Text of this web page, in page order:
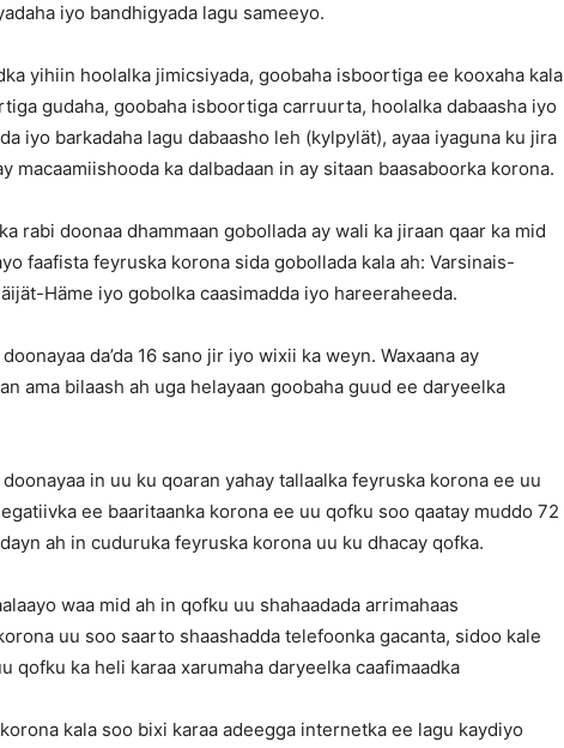
iyo bandhigyada lagu sameeyo.
yihiin hoolalka jimicsiyada, goobaha isboortiga ee kooxaha kala
gudaha, goobaha isboortiga carruurta, hoolalka dabaasha iyo
iyo barkadaha lagu dabaasho leh (kylpylät), ayaa iyaguna ku jira
macaamiishooda ka dalbadaan in ay sitaan baasaboorka korona.
rabi doonaa dhammaan gobollada ay wali ka jiraan qaar ka mid
faafista feyruska korona sida gobollada kala ah: Varsinais-
Häme iyo gobolka caasimadda iyo hareeraheeda.
da’da 16 sano jir iyo wixii ka weyn. Waxaana ay
ama bilaash ah uga helayaan goobaha guud ee daryeelka
in uu ku qoaran yahay tallaalka feyruska korona ee uu
ee baaritaanka korona ee uu qofku soo qaatay muddo 72
ah in cuduruka feyruska korona uu ku dhacay qofka.
waa mid ah in qofku uu shahaadada arrimahaas
uu soo saarto shaashadda telefoonka gacanta, sidoo kale
qofku ka heli karaa xarumaha daryeelka caafimaadka
kala soo bixi karaa adeegga internetka ee lagu kaydiyo